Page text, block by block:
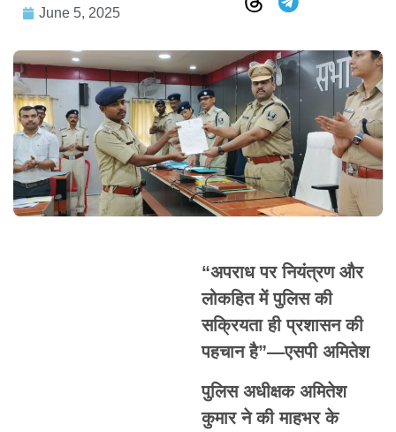
June 5, 2025
“अपराध पर नियंत्रण और
लोकहित में पुलिस की
सक्रियता ही प्रशासन की
पहचान है”—एसपी अमितेश
पुलिस अधीक्षक अमितेश
कुमार ने की माहभर के